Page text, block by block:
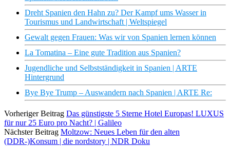
Dreht Spanien den Hahn zu? Der Kampf ums Wasser in
Tourismus und Landwirtschaft | Weltspiegel
Gewalt gegen Frauen: Was wir von Spanien lernen können
La Tomatina – Eine gute Tradition aus Spanien?
Jugendliche und Selbstständigkeit in Spanien | ARTE
Hintergrund
Bye Bye Trump – Auswandern nach Spanien | ARTE Re:
Vorheriger Beitrag Das günstigste 5 Sterne Hotel Europas! LUXUS
für nur 25 Euro pro Nacht? | Galileo
Nächster Beitrag Moltzow: Neues Leben für den alten
(DDR-)Konsum | die nordstory | NDR Doku